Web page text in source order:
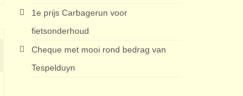
1e prijs Carbagerun voor
fietsonderhoud
Cheque met mooi rond bedrag van
Tespelduyn